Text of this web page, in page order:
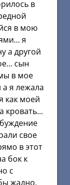
в
в мою
я
а другой
сын
в мое
я лежала
как моей
кровать…
свое
в этот
бок к
с
жадно,